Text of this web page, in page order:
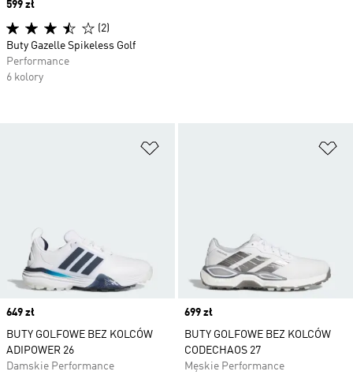
Price
649 zł
BUTY GOLFOWE BEZ KOLCÓW
ADIPOWER 26
Damskie Performance
Price
699 zł
BUTY GOLFOWE BEZ KOLCÓW
CODECHAOS 27
Męskie Performance
Price
599 zł
(2)
Buty Gazelle Spikeless Golf
Performance
6 kolory